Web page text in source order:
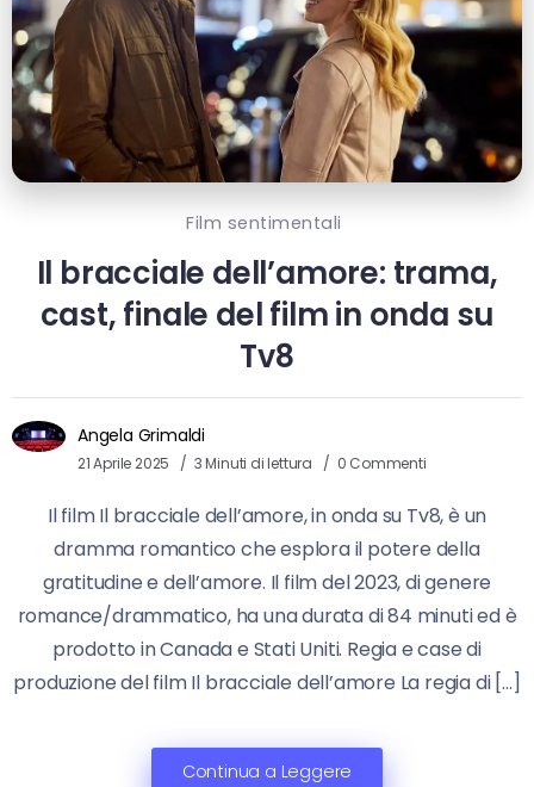
Film sentimentali
Il bracciale dell’amore: trama,
cast, finale del film in onda su
Tv8
Angela Grimaldi
21 Aprile 2025 3 Minuti di lettura 0 Commenti
Il film Il bracciale dell’amore, in onda su Tv8, è un
dramma romantico che esplora il potere della
gratitudine e dell’amore. Il film del 2023, di genere
romance/drammatico, ha una durata di 84 minuti ed è
prodotto in Canada e Stati Uniti. Regia e case di
produzione del film Il bracciale dell’amore La regia di […]
Continua a Leggere